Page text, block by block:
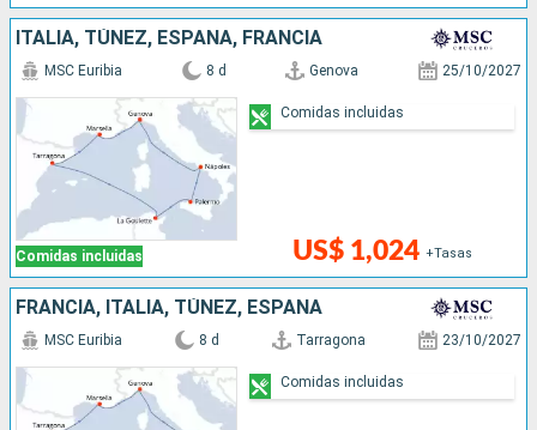
ITALIA, TÚNEZ, ESPAÑA, FRANCIA
Comidas incluidas
MSC Euribia 8 d Genova 25/10/2027
US$ 1,024 +Tasas
Comidas incluidas
FRANCIA, ITALIA, TÚNEZ, ESPAÑA
MSC Euribia 8 d Tarragona 23/10/2027
Comidas incluidas